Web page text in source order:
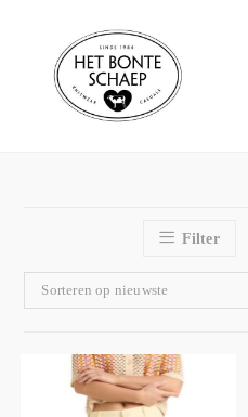
Filter
Sorteren op nieuwste